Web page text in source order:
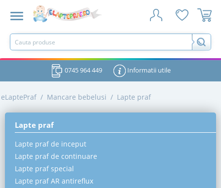
0745 964 449 Informatii utile
eLaptePraf / Mancare bebelusi / Lapte praf
Lapte praf
Lapte praf de inceput
Lapte praf de continuare
Lapte praf special
Lapte praf AR antireflux